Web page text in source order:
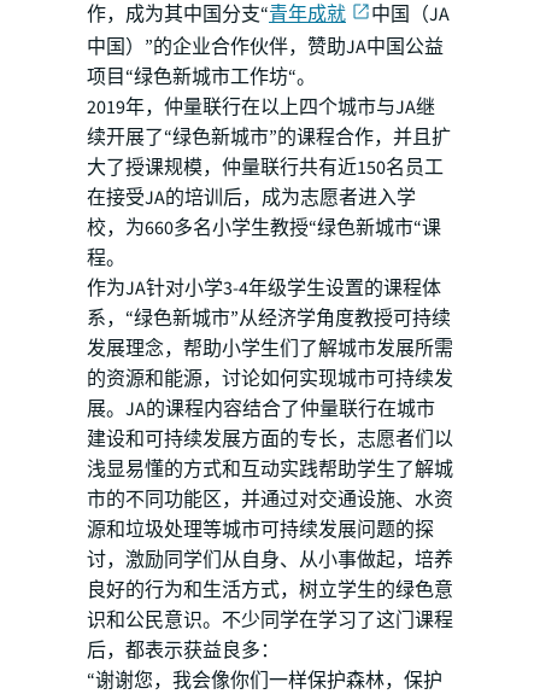
作，成为其中国分支“青年成就
中国（JA
中国）”的企业合作伙伴，赞助JA中国公益
项目“绿色新城市工作坊“。
2019年，仲量联行在以上四个城市与JA继
续开展了“绿色新城市”的课程合作，并且扩
大了授课规模，仲量联行共有近150名员工
在接受JA的培训后，成为志愿者进入学
校，为660多名小学生教授“绿色新城市“课
程。
作为JA针对小学3-4年级学生设置的课程体
系，“绿色新城市”从经济学角度教授可持续
发展理念，帮助小学生们了解城市发展所需
的资源和能源，讨论如何实现城市可持续发
展。JA的课程内容结合了仲量联行在城市
建设和可持续发展方面的专长，志愿者们以
浅显易懂的方式和互动实践帮助学生了解城
市的不同功能区，并通过对交通设施、水资
源和垃圾处理等城市可持续发展问题的探
讨，激励同学们从自身、从小事做起，培养
良好的行为和生活方式，树立学生的绿色意
识和公民意识。不少同学在学习了这门课程
后，都表示获益良多：
“谢谢您，我会像你们一样保护森林，保护